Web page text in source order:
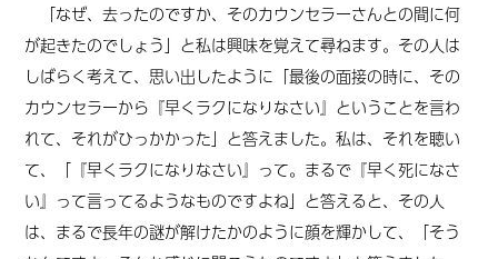
「なぜ、去ったのですか、そのカウンセラーさんとの間に何
が起きたのでしょう」と私は興味を覚えて尋ねます。その人は
しばらく考えて、思い出したように「最後の面接の時に、その
カウンセラーから『早くラクになりなさい』ということを言わ
れて、それがひっかかった」と答えました。私は、それを聴い
て、「『早くラクになりなさい』って。まるで『早く死になさ
い』って言ってるようなものですよね」と答えると、その人
は、まるで長年の謎が解けたかのように顔を輝かして、「そう